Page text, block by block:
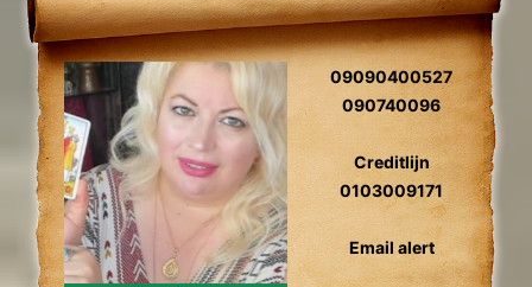
09090400527
090740096
Creditlijn
0103009171
Email alert